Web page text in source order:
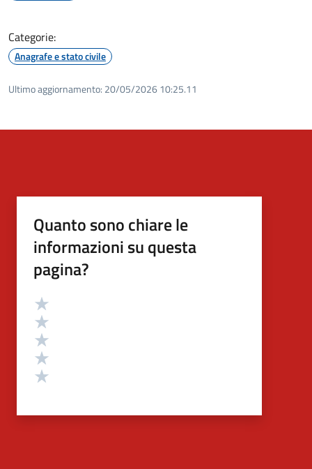
Categorie:
Anagrafe e stato civile
Ultimo aggiornamento: 20/05/2026 10:25.11
Quanto sono chiare le
informazioni su questa
pagina?
Valutazione